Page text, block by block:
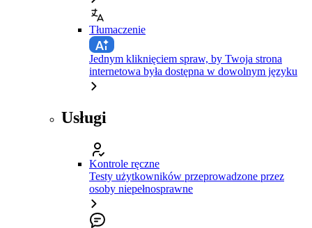
Tłumaczenie
Jednym kliknięciem spraw, by Twoja strona
internetowa była dostępna w dowolnym języku
Usługi
Kontrole ręczne
Testy użytkowników przeprowadzone przez
osoby niepełnosprawne